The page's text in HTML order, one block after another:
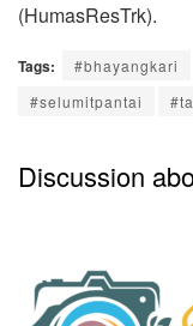
(HumasResTrk).
Tags: #bhayangkari
#selumitpantai
Discussion